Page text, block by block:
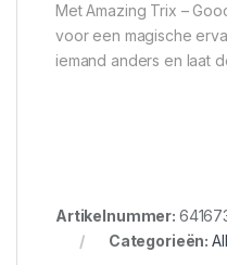
Met Amazing Trix –
voor een magische
iemand anders en laat
Artikelnummer:
Categorieën: